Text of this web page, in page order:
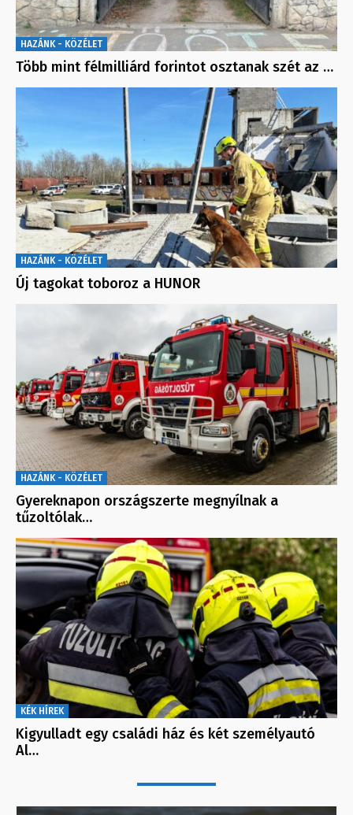
HAZÁNK - KÖZÉLET
Több mint félmilliárd forintot osztanak szét az …
HAZÁNK - KÖZÉLET
Új tagokat toboroz a HUNOR
HAZÁNK - KÖZÉLET
Gyereknapon országszerte megnyílnak a
tűzoltólak…
KÉK HÍREK
Kigyulladt egy családi ház és két személyautó
Al…